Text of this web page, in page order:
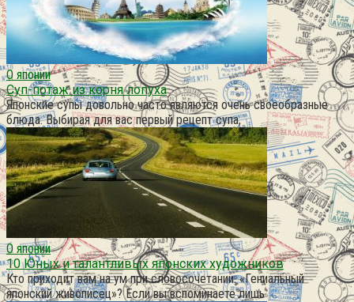
О японии
Суп-потаж из корня лопуха
Японские супы довольно часто являются очень своеобразные
блюда. Выбирая для вас первый рецепт супа,
О японии
10 Юных и талантливых японских художников
Кто приходит вам на ум при словосочетании: «Гениальный
японский живописец»? Если вы вспоминаете лишь